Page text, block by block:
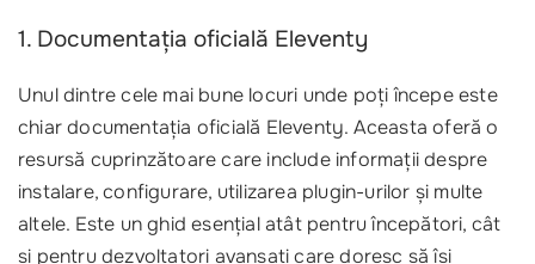
1. Documentația oficială Eleventy
Unul dintre cele mai bune locuri unde poți începe este
chiar documentația oficială Eleventy. Aceasta oferă o
resursă cuprinzătoare care include informații despre
instalare, configurare, utilizarea plugin-urilor și multe
altele. Este un ghid esențial atât pentru începători, cât
și pentru dezvoltatori avansați care doresc să își